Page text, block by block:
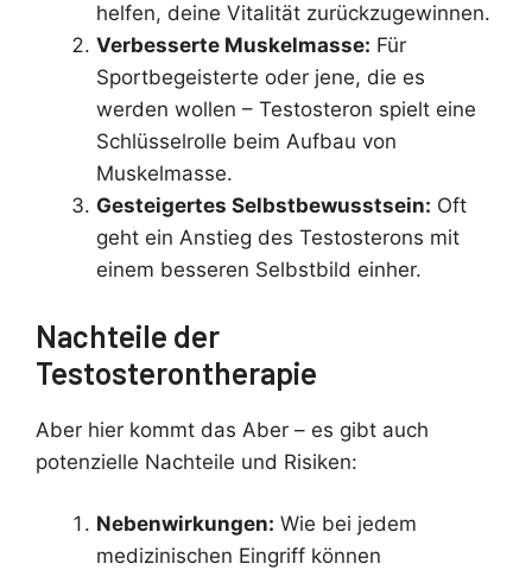
helfen, deine Vitalität zurückzugewinnen.
Verbesserte Muskelmasse: Für
Sportbegeisterte oder jene, die es
werden wollen – Testosteron spielt eine
Schlüsselrolle beim Aufbau von
Muskelmasse.
Gesteigertes Selbstbewusstsein: Oft
geht ein Anstieg des Testosterons mit
einem besseren Selbstbild einher.
Nachteile der
Testosterontherapie
Aber hier kommt das Aber – es gibt auch
potenzielle Nachteile und Risiken:
Nebenwirkungen: Wie bei jedem
medizinischen Eingriff können